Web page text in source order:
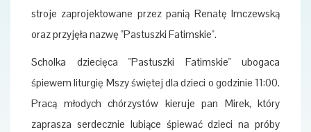
stroje zaprojektowane przez panią Renatę Imczewską
oraz przyjęła nazwę "Pastuszki Fatimskie".
Scholka dziecięca "Pastuszki Fatimskie" ubogaca
śpiewem liturgię Mszy świętej dla dzieci o godzinie 11:00.
Pracą młodych chórzystów kieruje pan Mirek, który
zaprasza serdecznie lubiące śpiewać dzieci na próby